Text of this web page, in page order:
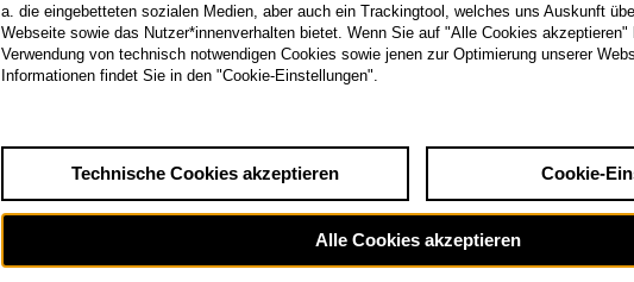
a. die eingebetteten sozialen Medien, aber auch ein Trackingtool, welches uns Auskunft
Webseite sowie das Nutzer*innenverhalten bietet. Wenn Sie auf "Alle Cookies
Verwendung von technisch notwendigen Cookies sowie jenen zur Optimierung unserer
Informationen findet Sie in den "Cookie-Einstellungen".
Technische Cookies akzeptieren Cookie-
Alle Cookies akzeptieren